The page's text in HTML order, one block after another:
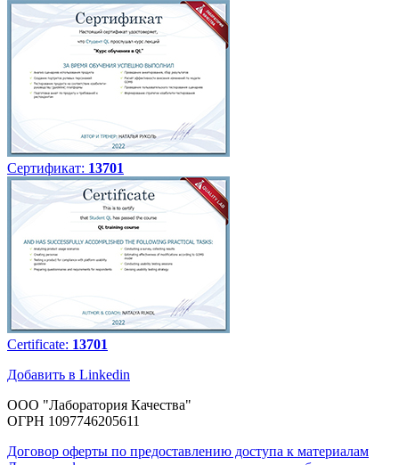
Сертификат: 13701
Certificate: 13701
Добавить в Linkedin
ООО "Лаборатория Качества"
ОГРН 1097746205611
Договор оферты по предоставлению доступа к материалам